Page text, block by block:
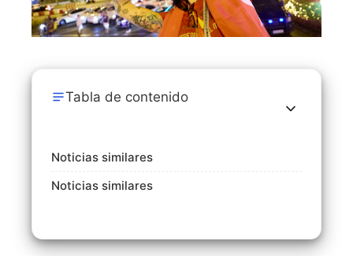
Tabla de contenido
Noticias similares
Noticias similares